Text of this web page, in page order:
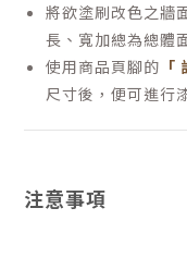
將欲塗刷改色之牆
長、寬加總為總體
使用商品頁腳的
尺寸後，便可進行
注意事項